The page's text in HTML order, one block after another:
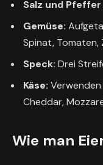
Salz und Pfeffer
Gemüse:
Spinat, Tomaten,
Speck: Drei
Käse: Verwenden
Cheddar,
Wie man